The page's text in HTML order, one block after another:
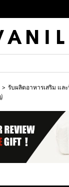
>รับผลิตอาหารเสริม แ